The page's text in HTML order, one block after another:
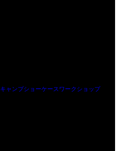
キャンプショーケースワークショップ